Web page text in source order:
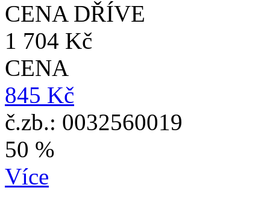
CENA DŘÍVE
1 704 Kč
CENA
845 Kč
č.zb.: 0032560019
50 %
Více